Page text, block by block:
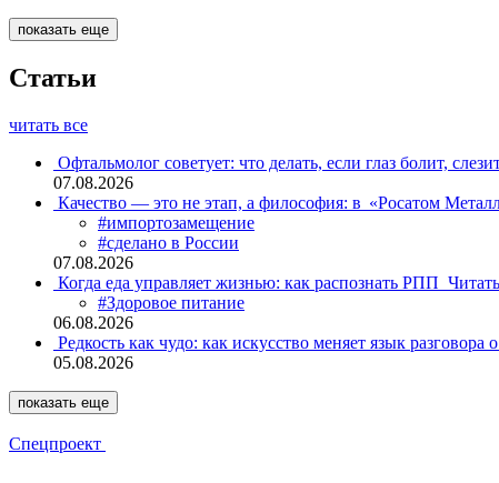
показать еще
Статьи
читать все
Офтальмолог советует: что делать, если глаз болит,
07.08.2026
Качество — это не этап, а философия: в «Росатом
#импортозамещение
#сделано в России
07.08.2026
Когда еда управляет жизнью: как распознать РПП Читать
#Здоровое питание
06.08.2026
Редкость как чудо: как искусство меняет язык разговора
05.08.2026
показать еще
Спецпроект